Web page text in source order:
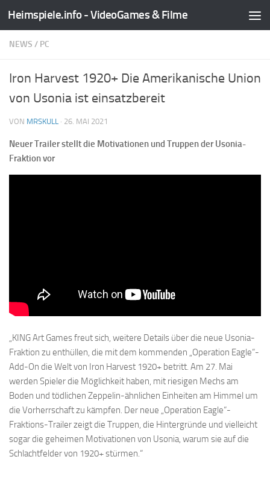
Zum Inhalt springen
Heimspiele.info - VideoGames & Filme
NEWS / PC
Iron Harvest 1920+ Die Amerikanische Union
von Usonia ist einsatzbereit
VON MRSKULL · 26. MAI 2021
Neuer Trailer stellt die Motivationen und Truppen der Usonia-
Fraktion vor
„KING Art Games freut sich, weitere Details über die neue Usonia-
Fraktion zu enthüllen, die mit dem kommenden „Operation Eagle“-
Add-On die Welt von Iron Harvest 1920+ betritt. Am 27. Mai
werden Spieler die Möglichkeit haben, mit riesigen Mechs am
Boden und tödlichen Zeppelin-ähnlichen Einheiten am Himmel um
die Vorherrschaft zu kämpfen. Der neue „Operation Eagle“-
Fraktions-Trailer zeigt die Truppen, die Hintergründe und vielleicht
sogar die geheimen Motivationen von Usonia, warum sie auf die
Schlachtfelder von 1920+ stürmen.“